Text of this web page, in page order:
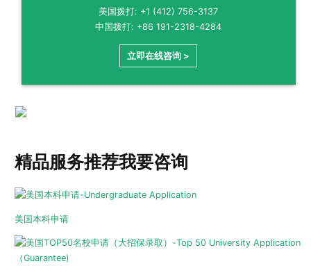
美国拨打: +1 (412) 756-3137
中国拨打: +86 191-2318-4284
立即在线咨询 >
精品服务推荐我要咨询
美国本科申请